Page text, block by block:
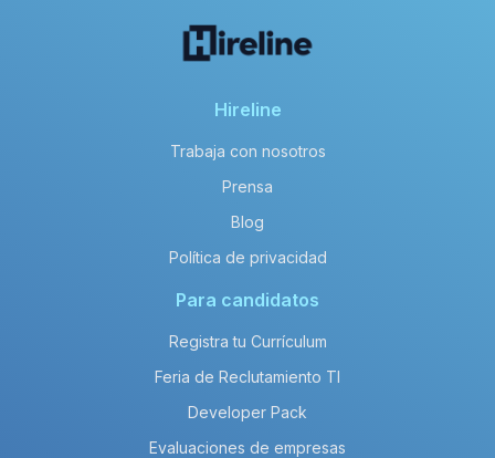
Hireline
Trabaja con nosotros
Prensa
Blog
Política de privacidad
Para candidatos
Registra tu Currículum
Feria de Reclutamiento TI
Developer Pack
Evaluaciones de empresas